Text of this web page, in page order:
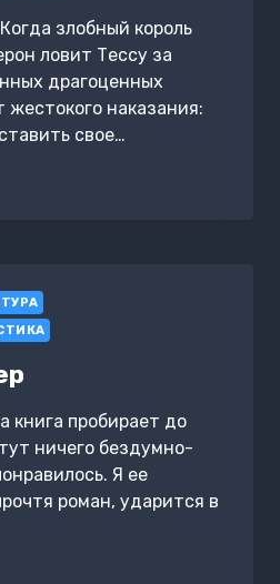
злобный король
ловит Тессу за
драгоценных
жестокого наказания:
свое…
книга пробирает до
ничего бездумно-
Я ее
роман, ударится в